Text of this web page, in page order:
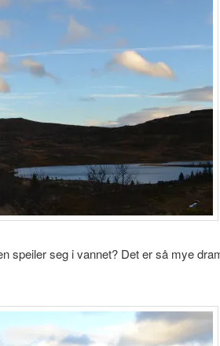
speiler seg i vannet? Det er så mye